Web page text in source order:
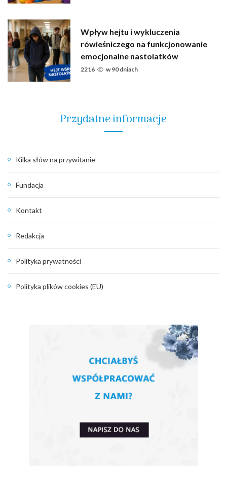
Wpływ hejtu i wykluczenia
rówieśniczego na funkcjonowanie
emocjonalne nastolatków
2216 w90 dniach
Przydatne informacje
Kilka słów na przywitanie
Fundacja
Kontakt
Redakcja
Polityka prywatności
Polityka plików cookies (EU)